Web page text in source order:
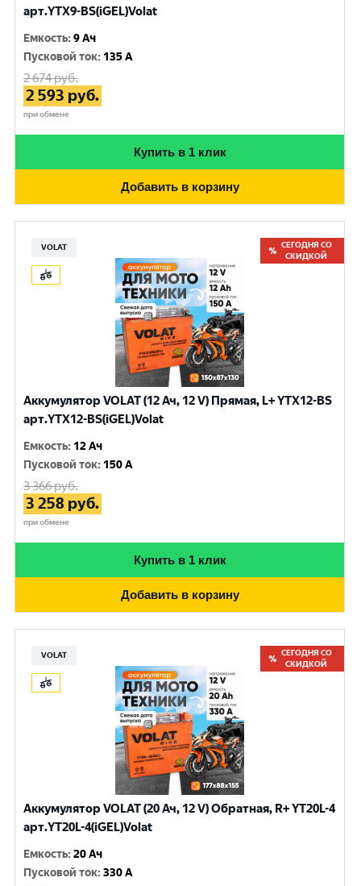
арт.YTX9-BS(iGEL)Volat
Емкость:9 Ач
Пусковой ток: 135 A
2 674руб.
2 593 руб.
при обмене
Купить в 1 клик
Добавить в корзину
VOLAT
СЕГОДНЯ СО
СКИДКОЙ
Аккумулятор VOLAT (12 Ач, 12 V) Прямая, L+ YTX12-BS
арт.YTX12-BS(iGEL)Volat
Емкость: 12 Ач
Пусковой ток: 150 A
3 366руб.
3 258 руб.
при обмене
Купить в 1 клик
Добавить в корзину
VOLAT
СЕГОДНЯ СО
СКИДКОЙ
Аккумулятор VOLAT (20 Ач, 12 V) Обратная, R+ YT20L-4
арт.YT20L-4(iGEL)Volat
Емкость:20 Ач
Пусковой ток:330 A